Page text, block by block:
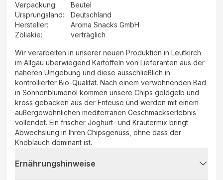
Verpackung:
Beutel
Ursprungsland:
Deutschland
Hersteller:
Aroma Snacks GmbH
Zöliakie:
verträglich
Wir verarbeiten in unserer neuen Produktion in Leutkirch
im Allgäu überwiegend Kartoffeln von Lieferanten aus der
näheren Umgebung und diese ausschließlich in
kontrollierter Bio-Qualität. Nach einem verwöhnenden Bad
in Sonnenblumenöl kommen unsere Chips goldgelb und
kross gebacken aus der Friteuse und werden mit einem
außergewöhnlichen mediterranen Geschmackserlebnis
vollendet. Ein frischer Joghurt- und Kräutermix bringt
Abwechslung in Ihren Chipsgenuss, ohne dass der
Knoblauch dominant ist.
Ernährungshinweise